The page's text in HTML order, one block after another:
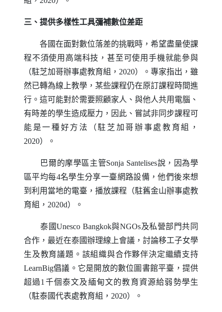
三、提供多樣性工具彌補數位差距
各國在面對數位落差的挑戰時，希望盡量使課
程不須使用高端科技，甚至可使用手機就能參與
（駐芝加哥辦事處教育組，2020）。專家指出，雖
然已轉為線上教學，某些課程仍在原訂課程時間進
行。這可能對於需要照顧家人、與他人共用電腦、
有時差的學生造成壓力，因此、嘗試非同步課程可
能是一種好方法（駐芝加哥辦事處教育組，
2020）。
巴爾的摩學區主管Sonja Santelises說，因為學
區平均每4名學生分享一臺網路設備，他們後來想
到利用當地的電臺，播放課程（駐舊金山辦事處教
育組，2020d）。
泰國Unesco Bangkok與NGOs及私營部門共同
合作，最近在泰國辦理線上會議，討論移工子女學
生及教育議題。該組織與合作夥伴決定繼續支持
LearnBig倡議。它是開放的數位圖書館平臺，提供
超過1千個泰文及緬甸文的教育資源給弱勢學生
（駐泰國代表處教育組，2020）。